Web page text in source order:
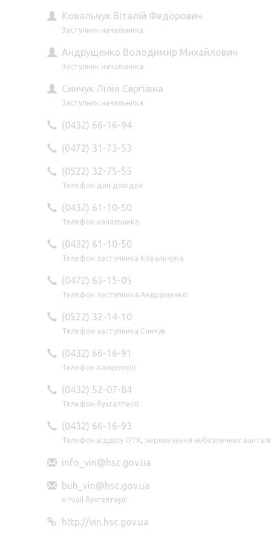
Ковальчук Віталій Федорович
Заступник начальника
Андрущенко Володимир Михайлович
Заступник начальника
Синчук Лілія Сергіївна
Заступник начальника
(0432) 66-16-94
(0472) 31-73-53
(0522) 32-75-55
Телефон для довідок
(0432) 61-10-50
Телефон начальника
(0432) 61-10-50
Телефон заступника Ковальчука
(0472) 65-15-05
Телефон заступника Андрущенко
(0522) 32-14-10
Телефон заступника Синчук
(0432) 66-16-91
Телефон канцелярії
(0432) 52-07-84
Телефон бухгалтерії
(0432) 66-16-93
Телефон відділу ОТК, перевезення небезпечних
info_vin@hsc.gov.ua
buh_vin@hsc.gov.ua
e-mail бухгалтерії
http://vin.hsc.gov.ua